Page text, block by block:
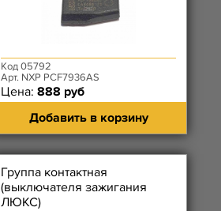
Код 05792
Арт. NXP PCF7936AS
Цена: 888 руб
Добавить в корзину
Группа контактная
(выключателя зажигания
ЛЮКС)